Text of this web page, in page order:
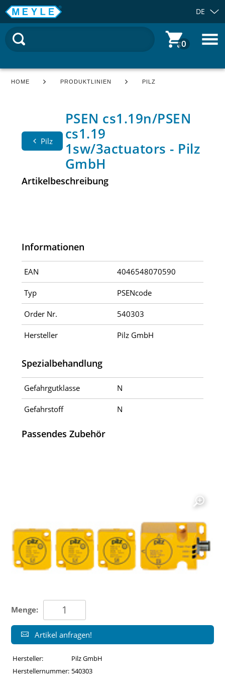
DE
0
HOME PRODUKTLINIEN PILZ
Pilz
PSEN cs1.19n/PSEN
cs1.19
1sw/3actuators - Pilz
GmbH
Artikelbeschreibung
Informationen
EAN 4046548070590
Typ PSENcode
Order Nr. 540303
Hersteller Pilz GmbH
Spezialbehandlung
Gefahrgutklasse N
Gefahrstoff N
Passendes Zubehör
Menge:
Artikel anfragen!
Hersteller:
Pilz GmbH
Herstellernummer: 540303